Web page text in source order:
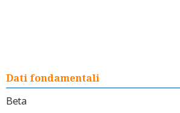
Dati fondamentali
Beta